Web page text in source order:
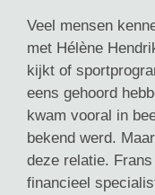
Veel mensen
met Hélène
kijkt of
eens gehoord
kwam vooral in
bekend werd.
deze relatie.
financieel